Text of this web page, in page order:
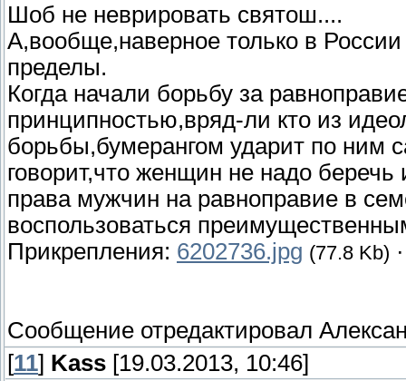
Шоб не неврировать святош....
А,вообще,наверное только в
пределы.
Когда начали борьбу за
принципностью,вряд-ли кто из
борьбы,бумерангом ударит по ним
говорит,что женщин не надо
права мужчин на равноправие в
воспользоваться
Прикрепления: 6202736.jpg (77.8 Kb)
Сообщение отредактировал
[11] Kass [19.03.2013, 10:46]